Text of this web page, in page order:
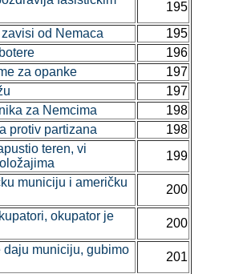
195
od Nemaca
195
196
za opanke
197
197
za Nemcima
198
protiv partizana
198
teren, vi
199
municiju i američku
200
okupator je
200
daju municiju, gubimo
201